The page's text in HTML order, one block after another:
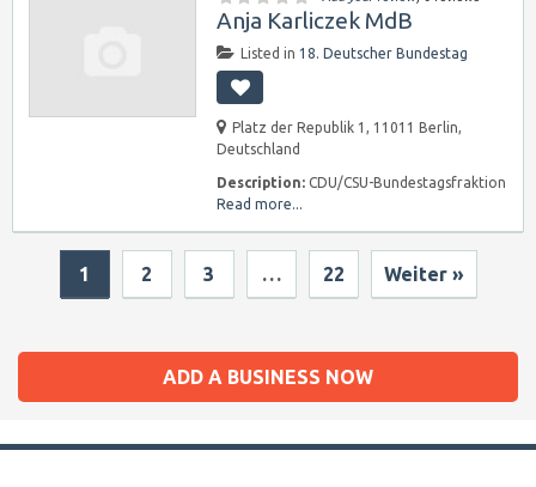
Anja Karliczek MdB
Listed in 18. Deutscher Bundestag
Platz der Republik 1, 11011 Berlin,
Deutschland
Description: CDU/CSU-Bundestagsfraktion
Read more...
1 2 3 … 22 Weiter »
ADD A BUSINESS NOW